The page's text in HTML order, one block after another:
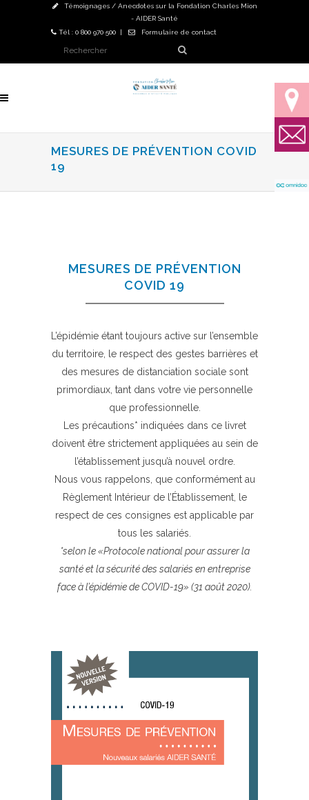
Témoignages / Anecdotes sur la Fondation Charles Mion
- AIDER Santé
Tél : 0 800 970 500 |
Formulaire de contact
MESURES DE PRÉVENTION COVID
19
MESURES DE PRÉVENTION
COVID 19
L’épidémie étant toujours active sur l’ensemble
du territoire, le respect des gestes barrières et
des mesures de distanciation sociale sont
primordiaux, tant dans votre vie personnelle
que professionnelle.
Les précautions* indiquées dans ce livret
doivent être strictement appliquées au sein de
l’établissement jusqu’à nouvel ordre.
Nous vous rappelons, que conformément au
Règlement Intérieur de l’Établissement, le
respect de ces consignes est applicable par
tous les salariés.
*selon le «Protocole national pour assurer la
santé et la sécurité des salariés en entreprise
face à l’épidémie de COVID-19» (31 août 2020).